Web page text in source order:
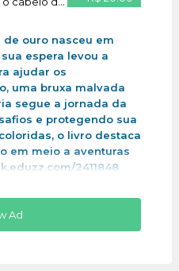
ouro nasceu em
espera levou a
ajudar os
uma bruxa malvada
segue a jornada da
e protegendo sua
o livro destaca
em meio a aventuras
2411848
Ad